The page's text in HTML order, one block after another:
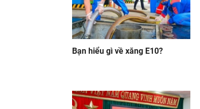
Bạn hiểu gì về xăng E10?